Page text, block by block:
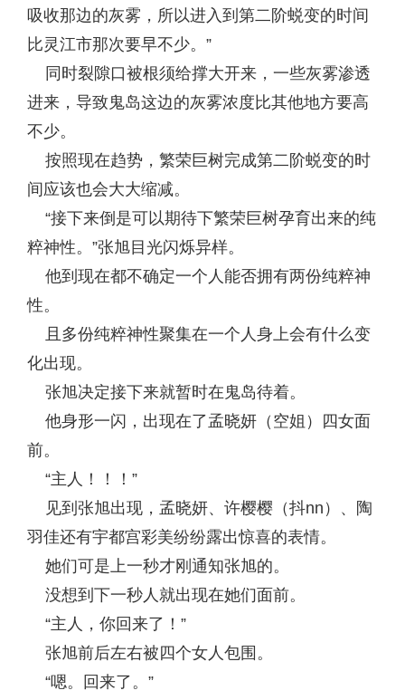
吸收那边的灰雾，所以进入到第二阶蜕变的时间
比灵江市那次要早不少。”
同时裂隙口被根须给撑大开来，一些灰雾渗透
进来，导致鬼岛这边的灰雾浓度比其他地方要高
不少。
按照现在趋势，繁荣巨树完成第二阶蜕变的时
间应该也会大大缩减。
“接下来倒是可以期待下繁荣巨树孕育出来的纯
粹神性。”张旭目光闪烁异样。
他到现在都不确定一个人能否拥有两份纯粹神
性。
且多份纯粹神性聚集在一个人身上会有什么变
化出现。
张旭决定接下来就暂时在鬼岛待着。
他身形一闪，出现在了孟晓妍（空姐）四女面
前。
“主人！！！”
见到张旭出现，孟晓妍、许樱樱（抖nn）、陶
羽佳还有宇都宫彩美纷纷露出惊喜的表情。
她们可是上一秒才刚通知张旭的。
没想到下一秒人就出现在她们面前。
“主人，你回来了！”
张旭前后左右被四个女人包围。
“嗯。回来了。”